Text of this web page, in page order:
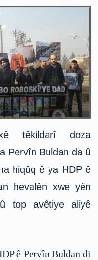
têkildarî doza
Pervîn Buldan da û
hiqûq ê ya HDP ê
hevalên xwe yên
top avêtiye aliyê
ê Pervîn Buldan di